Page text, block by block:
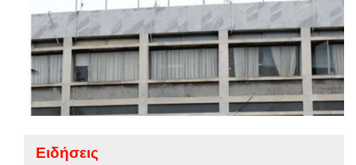
Ειδήσεις